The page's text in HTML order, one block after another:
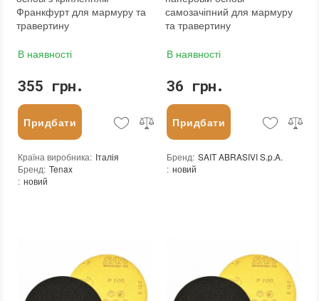
Франкфурт для мармуру та
травертину
В наявності
355 грн.
Придбати
Країна виробника: Італія
Бренд: Tenax
: новий
самозачіпний для мармуру
та травертину
В наявності
36 грн.
Придбати
Бренд: SAIT ABRASIVI S.p.A.
: новий